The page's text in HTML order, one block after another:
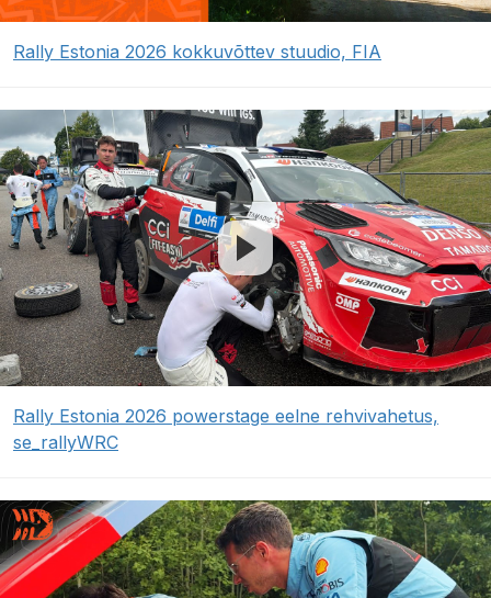
Rally Estonia 2026 kokkuvõttev stuudio, FIA
Rally Estonia 2026 powerstage eelne rehvivahetus,
se_rallyWRC